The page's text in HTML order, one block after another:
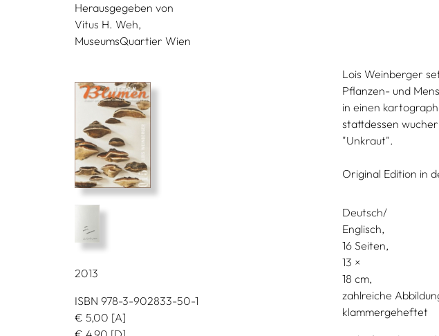
Herausgegeben von
Vitus H. Weh,
MuseumsQuartier Wien
2013
ISBN 978-3-902833-50-1
€ 5,00 [A]
Lois Weinberger
Pflanzen- und
in einen
stattdessen
"Unkraut".
Original Edition in
Deutsch/
Englisch
16 Seiten,
13
18
zahlreiche
klammergeheftet